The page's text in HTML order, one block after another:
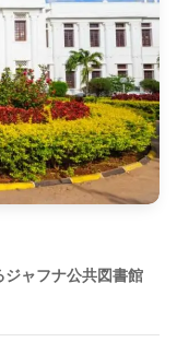
ャフナ公共図書館